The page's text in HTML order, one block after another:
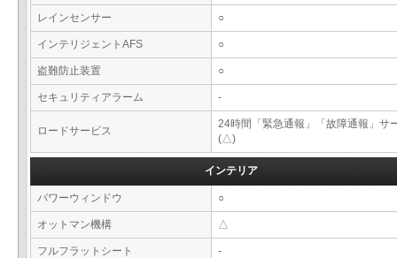
レインセンサー ○
インテリジェントAFS ○
盗難防止装置 ○
セキュリティアラーム -
ロードサービス
24時間「緊急通報」「故障通報」サ
(△)
インテリア
パワーウィンドウ ○
オットマン機構 △
フルフラットシート -